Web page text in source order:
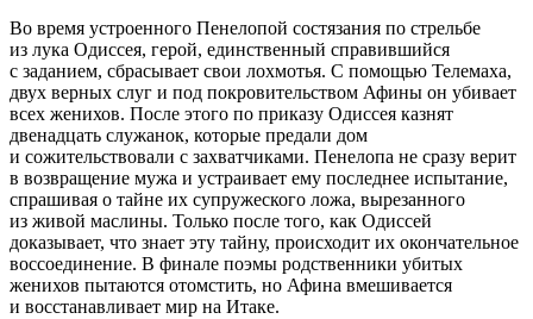
Во время устроенного Пенелопой состязания по стрельбе
из лука Одиссея, герой, единственный справившийся
с заданием, сбрасывает свои лохмотья. С помощью Телемаха,
двух верных слуг и под покровительством Афины он убивает
всех женихов. После этого по приказу Одиссея казнят
двенадцать служанок, которые предали дом
и сожительствовали с захватчиками. Пенелопа не сразу верит
в возвращение мужа и устраивает ему последнее испытание,
спрашивая о тайне их супружеского ложа, вырезанного
из живой маслины. Только после того, как Одиссей
доказывает, что знает эту тайну, происходит их окончательное
воссоединение. В финале поэмы родственники убитых
женихов пытаются отомстить, но Афина вмешивается
и восстанавливает мир на Итаке.